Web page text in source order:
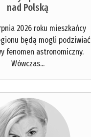
nad Polską
2026 roku mieszkańcy
będą mogli podziwiać
fenomen astronomiczny.
Wówczas...